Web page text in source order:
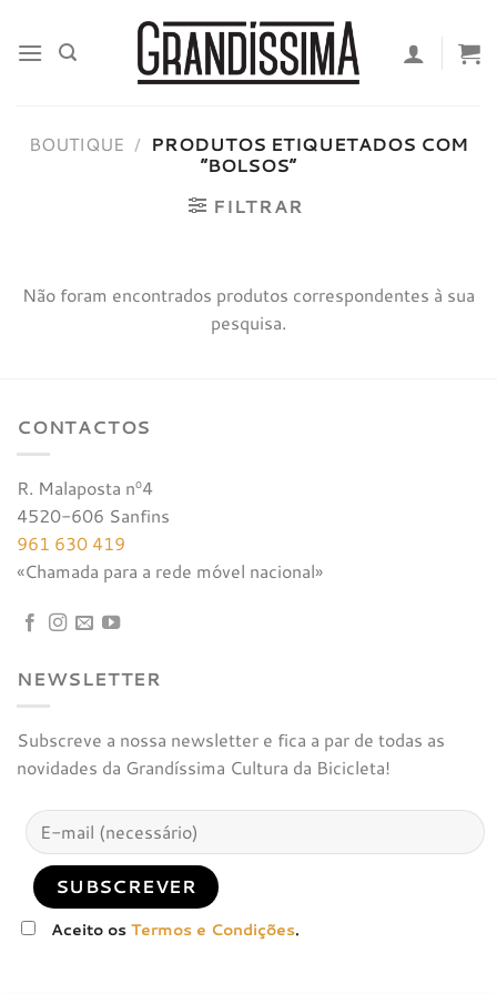
content
BOUTIQUE / PRODUTOS ETIQUETADOS COM
“BOLSOS”
FILTRAR
Não foram encontrados produtos correspondentes à sua
pesquisa.
CONTACTOS
R. Malaposta nº4
4520-606 Sanfins
961 630 419
«Chamada para a rede móvel nacional»
NEWSLETTER
Subscreve a nossa newsletter e fica a par de todas as
novidades da Grandíssima Cultura da Bicicleta!
Aceito osTermos e Condições.